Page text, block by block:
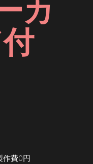
カ
作費0円